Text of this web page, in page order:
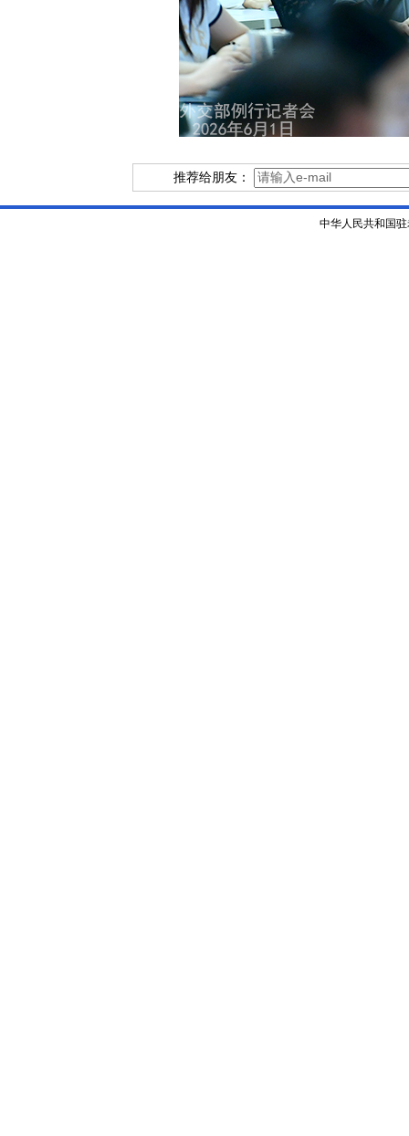
推荐给朋友：
中华人民共和国